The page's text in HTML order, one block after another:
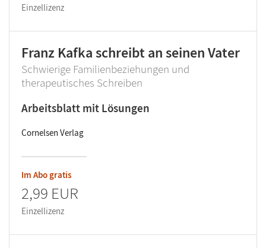
Einzellizenz
Franz Kafka schreibt an seinen Vater
Schwierige Familienbeziehungen und
therapeutisches Schreiben
Arbeitsblatt mit Lösungen
Cornelsen Verlag
Im Abo gratis
2,99 EUR
Einzellizenz